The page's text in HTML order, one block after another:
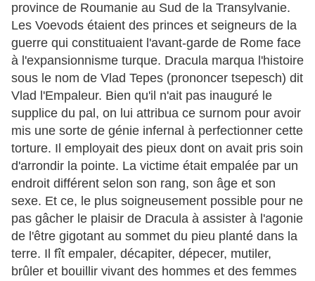
province de Roumanie au Sud de la Transylvanie.
Les Voevods étaient des princes et seigneurs de la
guerre qui constituaient l'avant-garde de Rome face
à l'expansionnisme turque. Dracula marqua l'histoire
sous le nom de Vlad Tepes (prononcer tsepesch) dit
Vlad l'Empaleur. Bien qu'il n'ait pas inauguré le
supplice du pal, on lui attribua ce surnom pour avoir
mis une sorte de génie infernal à perfectionner cette
torture. Il employait des pieux dont on avait pris soin
d'arrondir la pointe. La victime était empalée par un
endroit différent selon son rang, son âge et son
sexe. Et ce, le plus soigneusement possible pour ne
pas gâcher le plaisir de Dracula à assister à l'agonie
de l'être gigotant au sommet du pieu planté dans la
terre. Il fît empaler, décapiter, dépecer, mutiler,
brûler et bouillir vivant des hommes et des femmes